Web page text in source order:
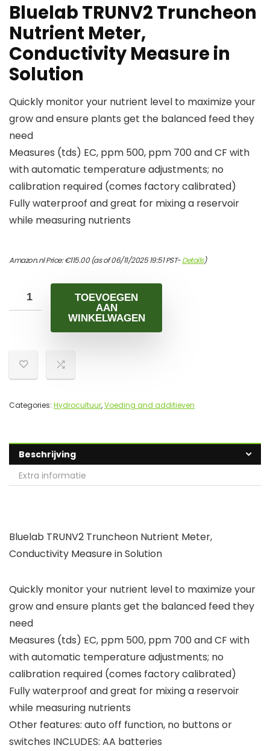
Bluelab TRUNV2 Truncheon
Nutrient Meter,
Conductivity Measure in
Solution
Quickly monitor your nutrient level to maximize your
grow and ensure plants get the balanced feed they
need
Measures (tds) EC, ppm 500, ppm 700 and CF with
with automatic temperature adjustments; no
calibration required (comes factory calibrated)
Fully waterproof and great for mixing a reservoir
while measuring nutrients
Amazon.nl Price:€115.00(as of 06/11/2025 19:51 PST-Details)
TOEVOEGEN
AAN
WINKELWAGEN
Categories: Hydrocultuur,Voeding and additieven
Beschrijving
Extra informatie
Bluelab TRUNV2 Truncheon Nutrient Meter,
Conductivity Measure in Solution
Quickly monitor your nutrient level to maximize your
grow and ensure plants get the balanced feed they
need
Measures (tds) EC, ppm 500, ppm 700 and CF with
with automatic temperature adjustments; no
calibration required (comes factory calibrated)
Fully waterproof and great for mixing a reservoir
while measuring nutrients
Other features: auto off function, no buttons or
switches INCLUDES: AA batteries